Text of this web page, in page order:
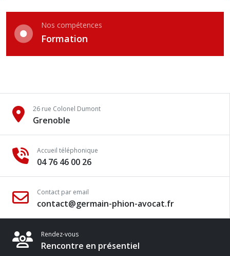
Nos compétences
Formation
26 rue Colonel Dumont
Grenoble
Accueil téléphonique
04 76 46 00 26
Contact par email
contact@germain-phion-avocat.fr
Rendez-vous
Rencontre en présentiel